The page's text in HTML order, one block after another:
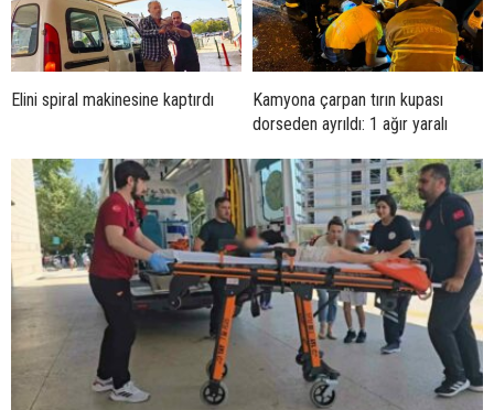
Elini spiral makinesine kaptırdı
Kamyona çarpan tırın kupası
dorseden ayrıldı: 1 ağır yaralı